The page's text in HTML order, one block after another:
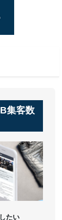
集客数
たい